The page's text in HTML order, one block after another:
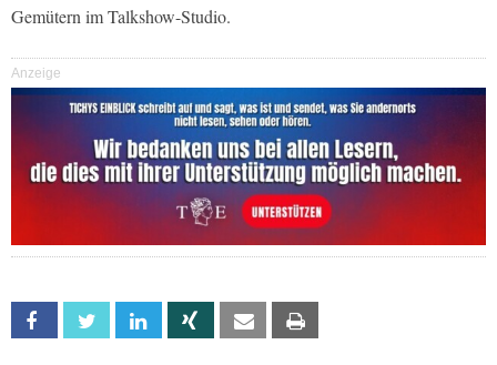
Gemütern im Talkshow-Studio.
Anzeige
Facebook Twitter Linkedin Xing Email